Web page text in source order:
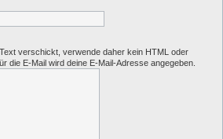
verschickt, verwende daher kein HTML oder
die E-Mail wird deine E-Mail-Adresse angegeben.